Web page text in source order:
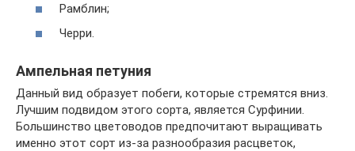
Рамблин;
Черри.
Ампельная петуния
Данный вид образует побеги, которые стремятся вниз.
Лучшим подвидом этого сорта, является Сурфинии.
Большинство цветоводов предпочитают выращивать
именно этот сорт из-за разнообразия расцветок,